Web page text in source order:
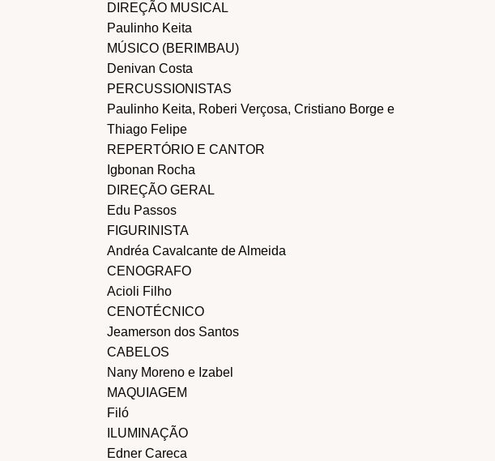
DIREÇÃO MUSICAL
Paulinho Keita
MÚSICO (BERIMBAU)
Denivan Costa
PERCUSSIONISTAS
Paulinho Keita, Roberi Verçosa, Cristiano Borge e
Thiago Felipe
REPERTÓRIO E CANTOR
Igbonan Rocha
DIREÇÃO GERAL
Edu Passos
FIGURINISTA
Andréa Cavalcante de Almeida
CENOGRAFO
Acioli Filho
CENOTÉCNICO
Jeamerson dos Santos
CABELOS
Nany Moreno e Izabel
MAQUIAGEM
Filó
ILUMINAÇÃO
Edner Careca